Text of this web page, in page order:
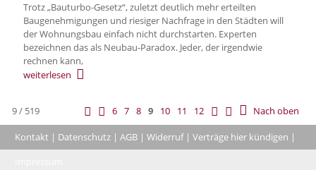
Trotz „Bauturbo-Gesetz“, zuletzt deutlich mehr erteilten
Baugenehmigungen und riesiger Nachfrage in den Städten will
der Wohnungsbau einfach nicht durchstarten. Experten
bezeichnen das als Neubau-Paradox. Jeder, der irgendwie
rechnen kann,
weiterlesen
9 / 519 6 7 8 9 10 11 12 Nach oben
Kontakt | Datenschutz | AGB | Widerruf| Verträge hier kündigen |